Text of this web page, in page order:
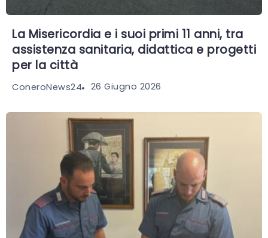
La Misericordia e i suoi primi 11 anni, tra
assistenza sanitaria, didattica e progetti
per la città
ConeroNews24 26 Giugno 2026